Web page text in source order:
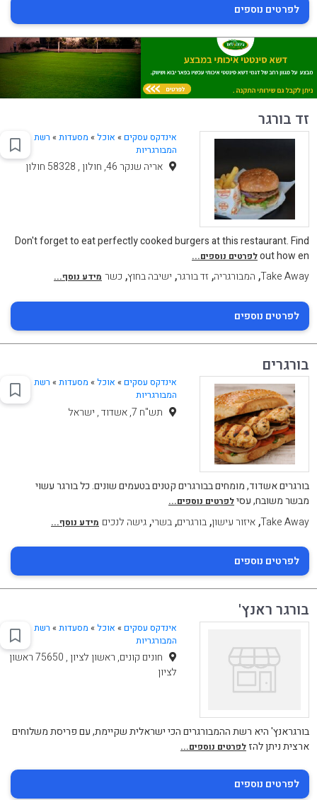
לפרטים נוספים
זד בורגר
אינדקס עסקים » אוכל» מסעדות» רשת
המבורגריות
אריה שנקר 46, חולון , 58328 חולון
Don't forget to eat perfectly cooked burgers at this restaurant. Find
out how enלפרטים נוספים...
Take Away
, המבורגריה,זד בורגר, ישיבה בחוץ, כשר מידע נוסף...
לפרטים נוספים
בורגרים
אינדקס עסקים » אוכל» מסעדות» רשת
המבורגריות
תש"ח 7, אשדוד , ישראל
בורגרים אשדוד, מומחים בבורגרים קטנים בטעמים שונים. כל בורגר עשוי
מבשר משובח, עסילפרטים נוספים...
Take Away
,איזור עישון,בורגרים,בשרי,גישה לנכים מידע נוסף...
לפרטים נוספים
בורגר ראנץ'
אינדקס עסקים » אוכל» מסעדות» רשת
המבורגריות
חונים קונים, ראשון לציון , 75650 ראשון
לציון
בורגראנץ' היא רשת ההמבורגרים הכי ישראלית שקיימת, עם פריסת משלוחים
ארצית ניתן להז לפרטים נוספים...
לפרטים נוספים